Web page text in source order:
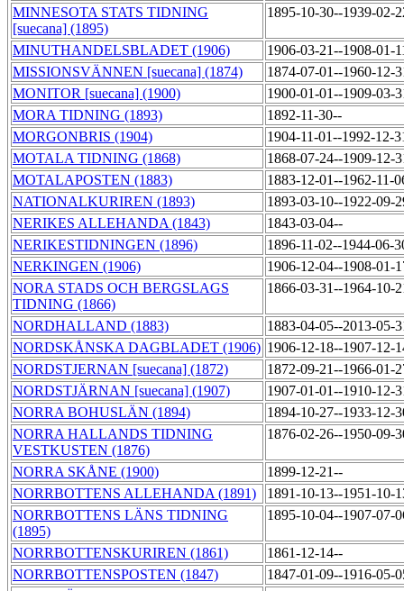
MINNESOTA STATS TIDNING
[suecana] (1895)
1895-10-30--1939-02-
MINUTHANDELSBLADET (1906)
1906-03-21--1908-01-
MISSIONSVÄNNEN [suecana] (1874)
1874-07-01--1960-12-
MONITOR [suecana] (1900)
1900-01-01--1909-03-
MORA TIDNING (1893)
1892-11-30--
MORGONBRIS (1904)
1904-11-01--1992-12-
MOTALA TIDNING (1868)
1868-07-24--1909-12-
MOTALAPOSTEN (1883)
1883-12-01--1962-11-
NATIONALKURIREN (1893)
1893-03-10--1922-09-
NERIKES ALLEHANDA (1843)
1843-03-04--
NERIKESTIDNINGEN (1896)
1896-11-02--1944-06-
NERKINGEN (1906)
1906-12-04--1908-01-
NORA STADS OCH BERGSLAGS
TIDNING (1866)
1866-03-31--1964-10-
NORDHALLAND (1883)
1883-04-05--2013-05-
NORDSKÅNSKA DAGBLADET (1906) 1906-12-18--1907-12-
NORDSTJERNAN [suecana] (1872)
1872-09-21--1966-01-
NORDSTJÄRNAN [suecana] (1907)
1907-01-01--1910-12-
NORRA BOHUSLÄN (1894)
1894-10-27--1933-12-
NORRA HALLANDS TIDNING
VESTKUSTEN (1876)
1876-02-26--1950-09-
NORRA SKÅNE (1900)
1899-12-21--
NORRBOTTENS ALLEHANDA (1891)
1891-10-13--1951-10-
NORRBOTTENS LÄNS TIDNING
(1895)
1895-10-04--1907-07-
NORRBOTTENSKURIREN (1861)
1861-12-14--
NORRBOTTENSPOSTEN (1847)
1847-01-09--1916-05-